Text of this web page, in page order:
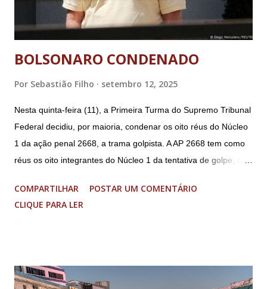
BOLSONARO CONDENADO
Por Sebastião Filho setembro 12, 2025
Nesta quinta-feira (11), a Primeira Turma do Supremo Tribunal
Federal decidiu, por maioria, condenar os oito réus do Núcleo
1 da ação penal 2668, a trama golpista. A AP 2668 tem como
réus os oito integrantes do Núcleo 1 da tentativa de golpe, ou
(PGR): o deputado federal Alexandre Ramagem, ex-diretor da
Agência Brasileira de Inteligência (Abin); o almirante Almir
Segurança Institucional (GSI); o tenente-coronel Mauro Cid,
COMPARTILHAR
POSTAR UM COMENTÁRIO
CLIQUE PARA LER